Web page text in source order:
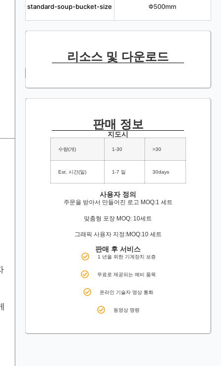
standard-soup-bucket-size Φ500mm
리소스 및 다운로드
판매 정보
지도시
수량(개) 1-30 >30
Est. 시간(일) 1-7 일 30days
사용자 정의
주문을 받아서 만들어진 로고 MOQ:1 세트
맞춤형 포장 MOQ: 10세트
그래픽 사용자 지정:MOQ:10 세트
판매 후 서비스
1 년을 위한 기계장치 보증
무료로 제공되는 예비 품목
온라인 기술자 영상 통화
동영상 명령